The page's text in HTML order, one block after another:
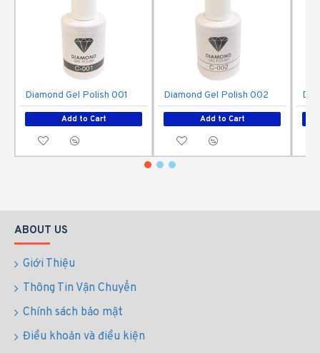
Diamond Gel Polish 001
Add to Cart
Diamond Gel Polish 002
Add to Cart
ABOUT US
Giới Thiệu
Thông Tin Vận Chuyển
Chính sách bảo mật
Điều khoản và điều kiện